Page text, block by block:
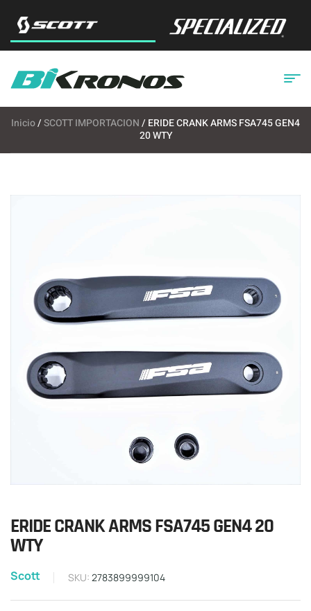
Inicio/SCOTT IMPORTACION/ ERIDE CRANK ARMS FSA745 GEN4
20 WTY
ERIDE CRANK ARMS FSA745 GEN4 20
WTY
Scott SKU: 2783899999104